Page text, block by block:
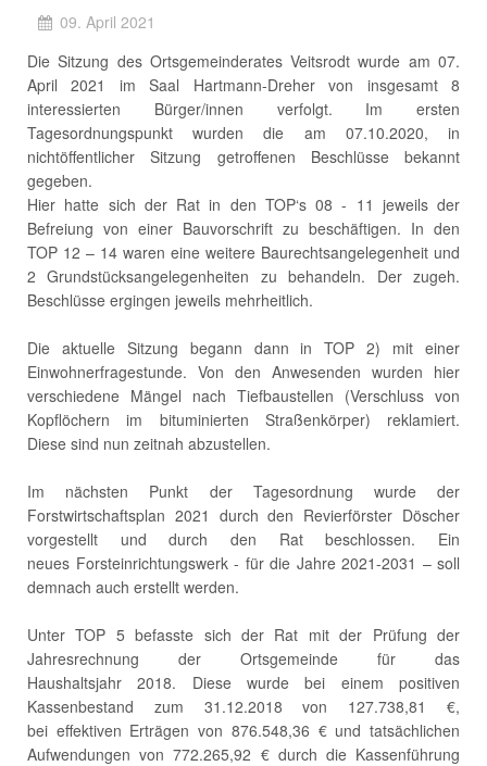
09. April 2021
Die Sitzung des Ortsgemeinderates Veitsrodt wurde am 07.
April 2021 im Saal Hartmann-Dreher von insgesamt 8
interessierten Bürger/innen verfolgt. Im ersten
Tagesordnungspunkt wurden die am 07.10.2020, in
nichtöffentlicher Sitzung getroffenen Beschlüsse bekannt
gegeben.
Hier hatte sich der Rat in den TOP‘s 08 - 11 jeweils der
Befreiung von einer Bauvorschrift zu beschäftigen. In den
TOP 12 – 14 waren eine weitere Baurechtsangelegenheit und
2 Grundstücksangelegenheiten zu behandeln. Der zugeh.
Beschlüsse ergingen jeweils mehrheitlich.
Die aktuelle Sitzung begann dann in TOP 2) mit einer
Einwohnerfragestunde. Von den Anwesenden wurden hier
verschiedene Mängel nach Tiefbaustellen (Verschluss von
Kopflöchern im bituminierten Straßenkörper) reklamiert.
Diese sind nun zeitnah abzustellen.
Im nächsten Punkt der Tagesordnung wurde der
Forstwirtschaftsplan 2021 durch den Revierförster Döscher
vorgestellt und durch den Rat beschlossen. Ein
neues Forsteinrichtungswerk - für die Jahre 2021-2031 – soll
demnach auch erstellt werden.
Unter TOP 5 befasste sich der Rat mit der Prüfung der
Jahresrechnung der Ortsgemeinde für das
Haushaltsjahr 2018. Diese wurde bei einem positiven
Kassenbestand zum 31.12.2018 von 127.738,81 €,
bei effektiven Erträgen von 876.548,36 € und tatsächlichen
Aufwendungen von 772.265,92 € durch die Kassenführung